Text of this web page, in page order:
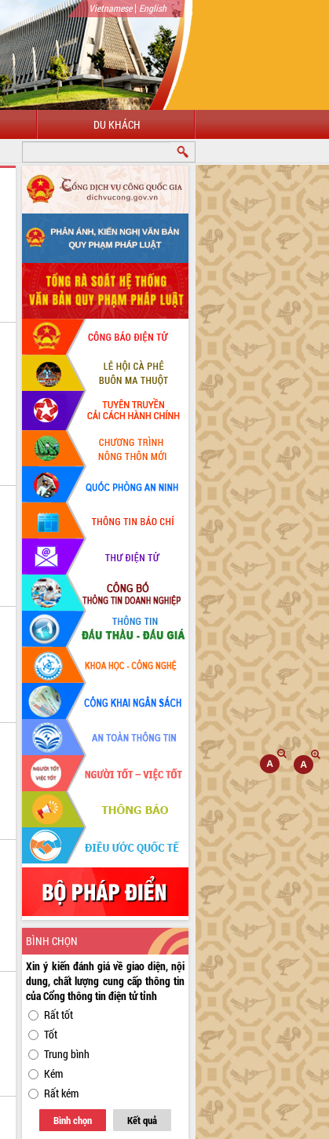
Vietnamese| English
DU KHÁCH
BÌNH CHỌN
Xin ý kiến đánh giá về giao diện, nội
dung, chất lượng cung cấp thông tin
của Cổng thông tin điện tử tỉnh
Rất tốt
Tốt
Trung bình
Kém
Rất kém
Bình chọn Kết quả